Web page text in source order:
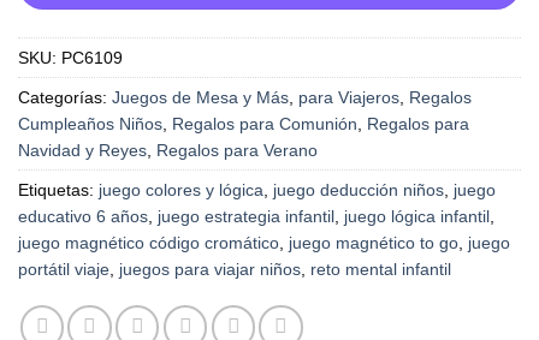
SKU: PC6109
Categorías: Juegos de Mesa y Más, para Viajeros, Regalos
Cumpleaños Niños, Regalos para Comunión, Regalos para
Navidad y Reyes, Regalos para Verano
Etiquetas: juego colores y lógica, juego deducción niños, juego
educativo 6 años, juego estrategia infantil, juego lógica infantil,
juego magnético código cromático, juego magnético to go, juego
portátil viaje, juegos para viajar niños, reto mental infantil